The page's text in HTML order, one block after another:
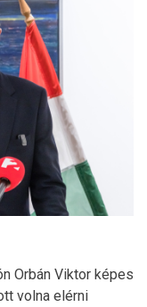
Orbán Viktor képes
volna elérni